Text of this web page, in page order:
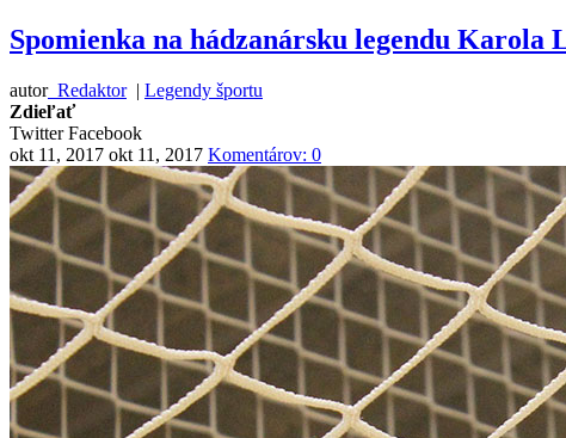
Spomienka na hádzanársku legendu Karola
autor Redaktor | Legendy športu
Zdieľať
Twitter Facebook
okt 11, 2017 okt 11, 2017 Komentárov: 0